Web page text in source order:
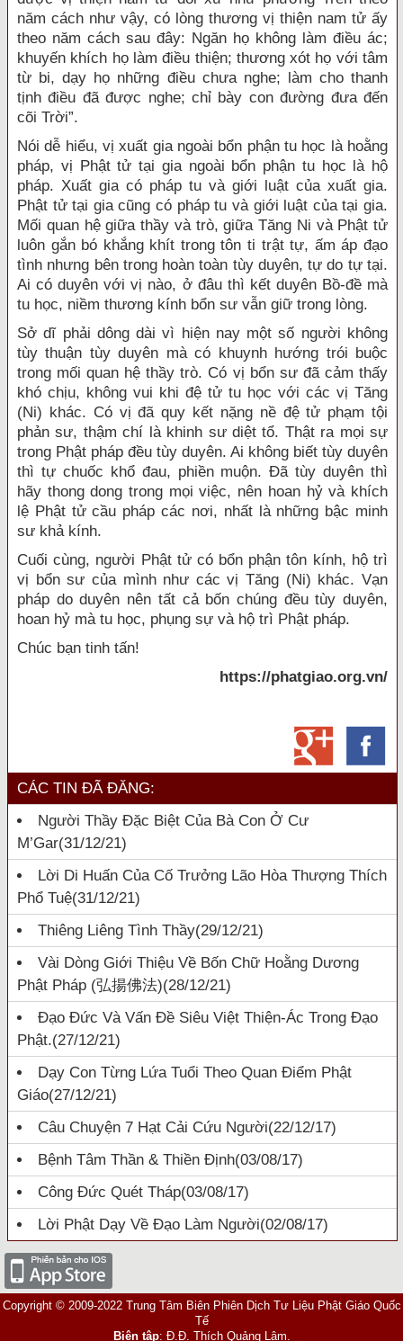
năm cách như vậy, có lòng thương vị thiện nam tử ấy
theo năm cách sau đây: Ngăn họ không làm điều ác;
khuyến khích họ làm điều thiện; thương xót họ với tâm
từ bi, dạy họ những điều chưa nghe; làm cho thanh
tịnh điều đã được nghe; chỉ bày con đường đưa đến
cõi Trời”.
Nói dễ hiểu, vị xuất gia ngoài bổn phận tu học là hoằng
pháp, vị Phật tử tại gia ngoài bổn phận tu học là hộ
pháp. Xuất gia có pháp tu và giới luật của xuất gia.
Phật tử tại gia cũng có pháp tu và giới luật của tại gia.
Mối quan hệ giữa thầy và trò, giữa Tăng Ni và Phật tử
luôn gắn bó khắng khít trong tôn ti trật tự, ấm áp đạo
tình nhưng bên trong hoàn toàn tùy duyên, tự do tự tại.
Ai có duyên với vị nào, ở đâu thì kết duyên Bồ-đề mà
tu học, niềm thương kính bổn sư vẫn giữ trong lòng.
Sở dĩ phải dông dài vì hiện nay một số người không
tùy thuận tùy duyên mà có khuynh hướng trói buộc
trong mối quan hệ thầy trò. Có vị bổn sư đã cảm thấy
khó chịu, không vui khi đệ tử tu học với các vị Tăng
(Ni) khác. Có vị đã quy kết nặng nề đệ tử phạm tội
phản sư, thậm chí là khinh sư diệt tổ. Thật ra mọi sự
trong Phật pháp đều tùy duyên. Ai không biết tùy duyên
thì tự chuốc khổ đau, phiền muộn. Đã tùy duyên thì
hãy thong dong trong mọi việc, nên hoan hỷ và khích
lệ Phật tử cầu pháp các nơi, nhất là những bậc minh
sư khả kính.
Cuối cùng, người Phật tử có bổn phận tôn kính, hộ trì
vị bổn sư của mình như các vị Tăng (Ni) khác. Vạn
pháp do duyên nên tất cả bốn chúng đều tùy duyên,
hoan hỷ mà tu học, phụng sự và hộ trì Phật pháp.
Chúc bạn tinh tấn!
https://phatgiao.org.vn/
CÁC TIN ĐÃ ĐĂNG:
Người Thầy Đặc Biệt Của Bà Con Ở Cư
M’Gar(31/12/21)
Lời Di Huấn Của Cố Trưởng Lão Hòa Thượng Thích
Phổ Tuệ(31/12/21)
Thiêng Liêng Tình Thầy(29/12/21)
Vài Dòng Giới Thiệu Về Bốn Chữ Hoằng Dương
Phật Pháp (弘揚佛法)(28/12/21)
Đạo Đức Và Vấn Đề Siêu Việt Thiện-Ác Trong Đạo
Phật.(27/12/21)
Dạy Con Từng Lứa Tuổi Theo Quan Điểm Phật
Giáo(27/12/21)
Câu Chuyện 7 Hạt Cải Cứu Người(22/12/17)
Bệnh Tâm Thần & Thiền Định(03/08/17)
Công Đức Quét Tháp(03/08/17)
Lời Phật Dạy Về Đạo Làm Người(02/08/17)
Copyright © 2009-2022 Trung Tâm Biên Phiên Dịch Tư Liệu Phật Giáo Quốc
Tế
Biên tập: Đ.Đ. Thích Quảng Lâm.